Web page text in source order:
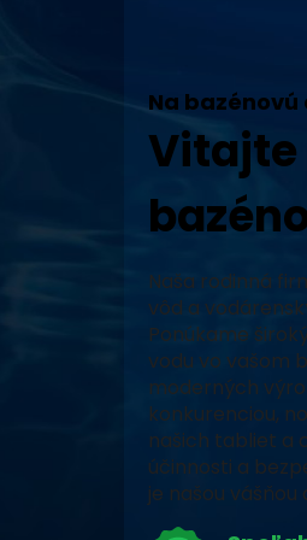
Na bazénovú
Vitajte
Naša rodinná
vôd a
Ponúkame
vodu vo vašom
moderných
konkurenciou,
našich tabliet a
účinnosti a
je našou vášňou